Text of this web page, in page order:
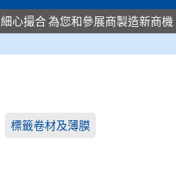
細心撮合 為您和參展商製造新商機
標籤卷材及薄膜